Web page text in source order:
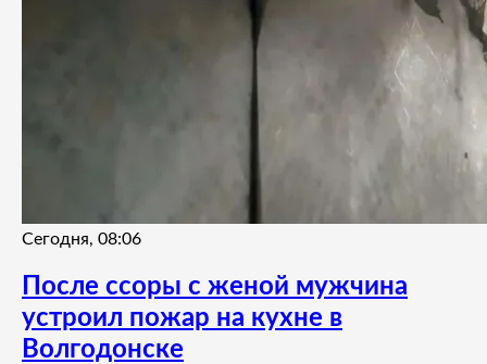
Сегодня, 08:06
После ссоры с женой мужчина
устроил пожар на кухне в
Волгодонске